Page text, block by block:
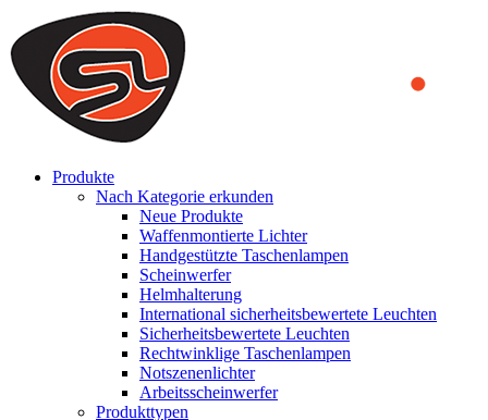
We use cookies to ensure that we provide you the best experience
on our website. By continuing to browse this website, you accept
that cookies are used to help us analyze how the website is used and
to offer you a better experience. To learn more or to find out how
you can disable cookies, you can access our
Produkte
Nach Kategorie erkunden
Neue Produkte
Waffenmontierte Lichter
Handgestützte Taschenlampen
Scheinwerfer
Helmhalterung
International sicherheitsbewertete Leuchten
Sicherheitsbewertete Leuchten
Rechtwinklige Taschenlampen
Notszenenlichter
Arbeitsscheinwerfer
Produkttypen